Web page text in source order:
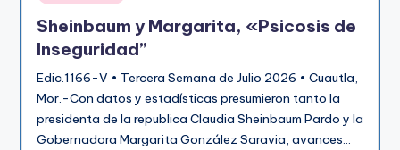
en
Sheinbaum y Margarita, «Psicosis de
Inseguridad”
Edic.1166-V • Tercera Semana de Julio 2026 • Cuautla,
Mor.-Con datos y estadísticas presumieron tanto la
presidenta de la republica Claudia Sheinbaum Pardo y la
Gobernadora Margarita González Saravia, avances…